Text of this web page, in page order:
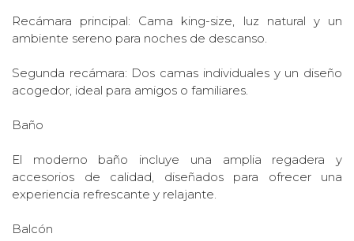
Recámara principal: Cama king-size, luz natural y un
ambiente sereno para noches de descanso.
Segunda recámara: Dos camas individuales y un diseño
acogedor, ideal para amigos o familiares.
Baño
El moderno baño incluye una amplia regadera y
accesorios de calidad, diseñados para ofrecer una
experiencia refrescante y relajante.
Balcón